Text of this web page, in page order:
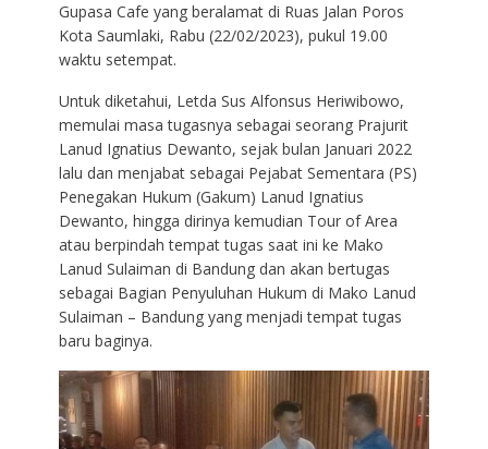
Gupasa Cafe yang beralamat di Ruas Jalan Poros
Kota Saumlaki, Rabu (22/02/2023), pukul 19.00
waktu setempat.
Untuk diketahui, Letda Sus Alfonsus Heriwibowo,
memulai masa tugasnya sebagai seorang Prajurit
Lanud Ignatius Dewanto, sejak bulan Januari 2022
lalu dan menjabat sebagai Pejabat Sementara (PS)
Penegakan Hukum (Gakum) Lanud Ignatius
Dewanto, hingga dirinya kemudian Tour of Area
atau berpindah tempat tugas saat ini ke Mako
Lanud Sulaiman di Bandung dan akan bertugas
sebagai Bagian Penyuluhan Hukum di Mako Lanud
Sulaiman – Bandung yang menjadi tempat tugas
baru baginya.